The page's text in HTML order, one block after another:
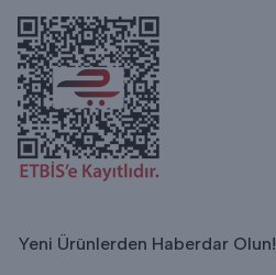
Yeni Ürünlerden Haberdar Olun!